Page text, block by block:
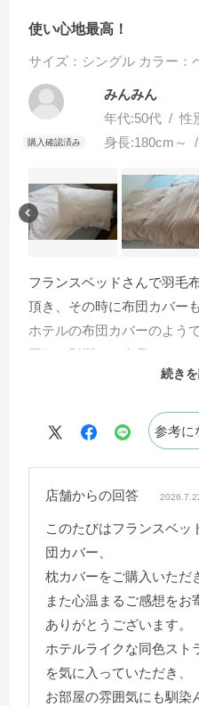
使い心地最高！
サイズ：シングル カラー：
みんみん
年代:50代 性
身長:180cm～
フランスベッドさんで羽毛
頂き、その時に布団カバー
ホテルの布団カバーのよう
囲気に影響なく上品です。
それより、今まで使ってた
ファスナーの位置も最高に
続き
参考に
店舗からの回答
このたびはフランスベッ
団カバー、
枕カバーをご購入いただ
また心温まるご感想をお
ありがとうございます。
ホテルライクな同色スト
を気に入っていただき、
お部屋の雰囲気にも馴染